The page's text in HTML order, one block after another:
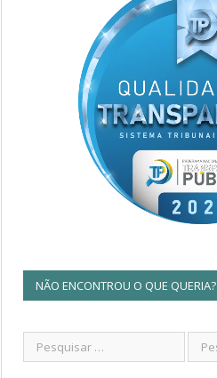
NÃO ENCONTROU O QUE QUERIA?